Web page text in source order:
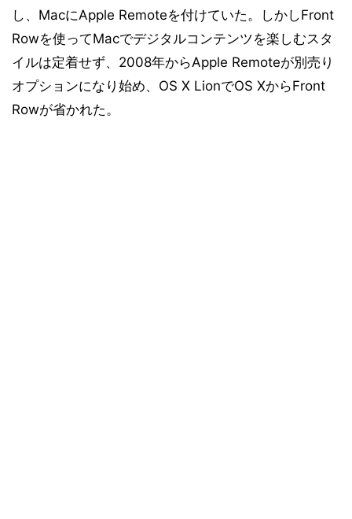
し、MacにApple Remoteを付けていた。しかしFront
Rowを使ってMacでデジタルコンテンツを楽しむスタ
イルは定着せず、2008年からApple Remoteが別売り
オプションになり始め、OS X LionでOS XからFront
Rowが省かれた。